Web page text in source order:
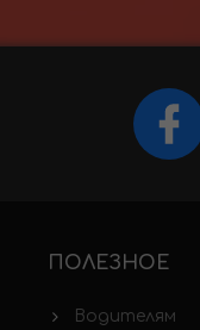
ПОЛЕЗНОЕ
Водителям